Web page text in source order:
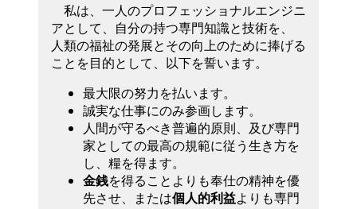
私は、一人のプロフェッショナルエンジニ
アとして、自分の持つ専門知識と技術を、
人類の福祉の発展とその向上のために捧げる
ことを目的として、以下を誓います。
最大限の努力を払います。
誠実な仕事にのみ参画します。
人間が守るべき普遍的原則、及び専門
家としての最高の規範に従う生き方を
し、糧を得ます。
金銭を得ることよりも奉仕の精神を優
先させ、または個人的利益よりも専門